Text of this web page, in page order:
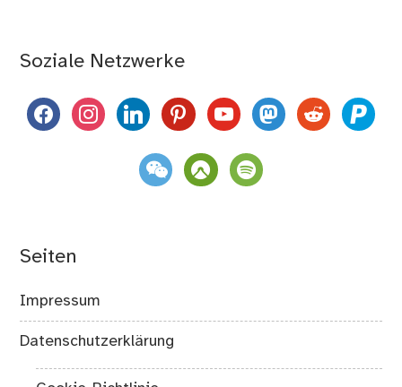
Soziale Netzwerke
facebookinstagramlinkedinpinterestyoutubemastodon
reddit paypal
weixin komootspotify
Seiten
Impressum
Datenschutzerklärung